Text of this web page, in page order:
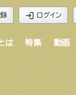
login ログイン
は 特集 動画